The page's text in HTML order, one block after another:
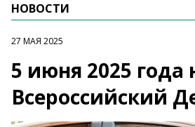
НОВОСТИ
27 МАЯ 2025
5 июня 2025
Всероссийский